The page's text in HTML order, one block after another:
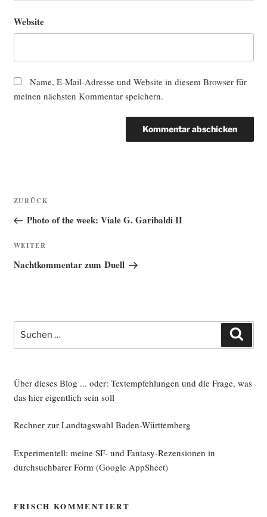
Website
Name, E-Mail-Adresse und Website in diesem Browser für
meinen nächsten Kommentar speichern.
Beitragsnavigation
Vorheriger
Beitrag
ZURÜCK
Photo of the week: Viale G. Garibaldi II
Nächster
Beitrag
WEITER
Nachtkommentar zum Duell
Suche
nach:
Über dieses Blog ... oder: Textempfehlungen und die Frage, was
das hier eigentlich sein soll
Rechner zur Landtagswahl Baden-Württemberg
Experimentell: meine SF- und Fantasy-Rezensionen in
durchsuchbarer Form (Google AppSheet)
FRISCH KOMMENTIERT